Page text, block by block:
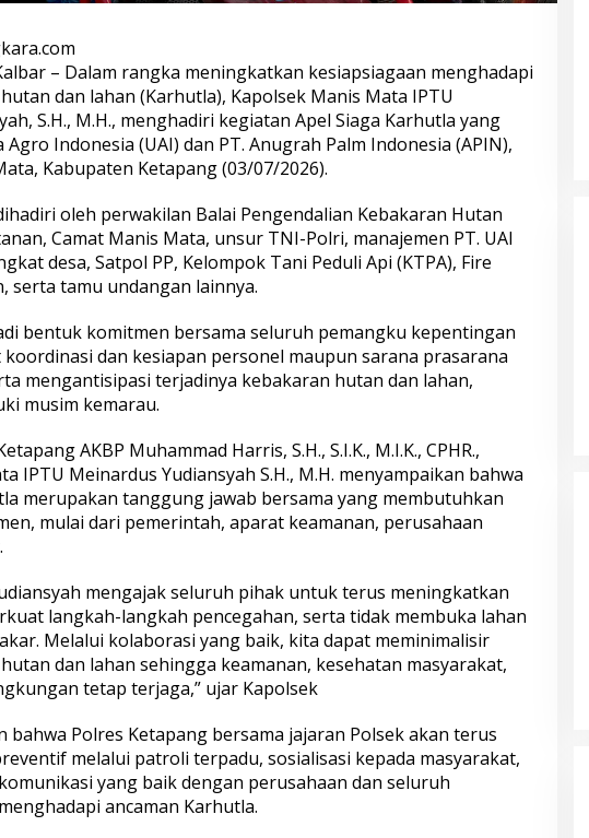
– Dalam rangka meningkatkan kesiapsiagaan menghadapi
dan lahan (Karhutla), Kapolsek Manis Mata IPTU
S.H., M.H., menghadiri kegiatan Apel Siaga Karhutla yang
Agro Indonesia (UAI) dan PT. Anugrah Palm Indonesia (APIN),
Kabupaten Ketapang (03/07/2026).
oleh perwakilan Balai Pengendalian Kebakaran Hutan
Camat Manis Mata, unsur TNI-Polri, manajemen PT. UAI
desa, Satpol PP, Kelompok Tani Peduli Api (KTPA), Fire
serta tamu undangan lainnya.
bentuk komitmen bersama seluruh pemangku kepentingan
dan kesiapan personel maupun sarana prasarana
mengantisipasi terjadinya kebakaran hutan dan lahan,
musim kemarau.
AKBP Muhammad Harris, S.H., S.I.K., M.I.K., CPHR.,
IPTU Meinardus Yudiansyah S.H., M.H. menyampaikan bahwa
merupakan tanggung jawab bersama yang membutuhkan
mulai dari pemerintah, aparat keamanan, perusahaan
mengajak seluruh pihak untuk terus meningkatkan
langkah-langkah pencegahan, serta tidak membuka lahan
Melalui kolaborasi yang baik, kita dapat meminimalisir
dan lahan sehingga keamanan, kesehatan masyarakat,
tetap terjaga,” ujar Kapolsek
bahwa Polres Ketapang bersama jajaran Polsek akan terus
melalui patroli terpadu, sosialisasi kepada masyarakat,
yang baik dengan perusahaan dan seluruh
ancaman Karhutla.
Raharjo ke UBISA
Nasional Pusat
Kendaraan kepada Pemilik yang
Sah
Tasikmalaya
Pelaku Kasus
Propinsi
Sambut Hari Bhayangkara ke-80,
Puslitbang Polri Salurkan 1.000
Paket Sembako Door to Door di
Bogor
Baru
Tawuran
Jateng Komitmen
Remaja
Masyarakat
Datang Tanpa Khawatir, Pulang
Membawa Kepuasan! Pelayanan
Humanis Samsat Semarang 2 Siap
Melayani Anda